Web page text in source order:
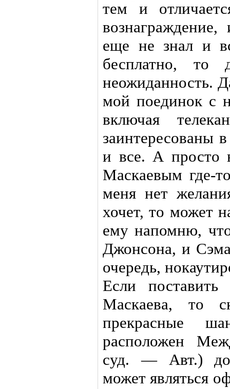
тем и
еще не знал и
бесплатно, то
неожиданность.
мой поединок с
включая
заинтересованы
и все. А просто
Маскаевым где-
меня нет
хочет, то может
ему напомню,
Джонсона, и
очередь,
Если
Маскаева, то
прекрасные
расположен
суд. — Авт.)
может являться